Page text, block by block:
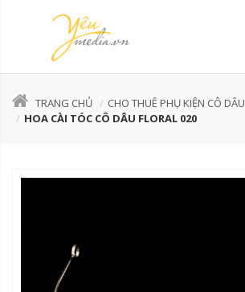
TRANG CHỦ
CHO THUÊ PHỤ KIỆN CÔ DÂU
HOA CÀI TÓC CÔ DÂU FLORAL 020